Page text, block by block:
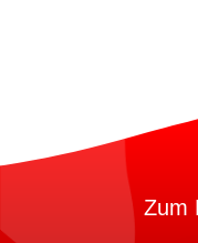
Zum